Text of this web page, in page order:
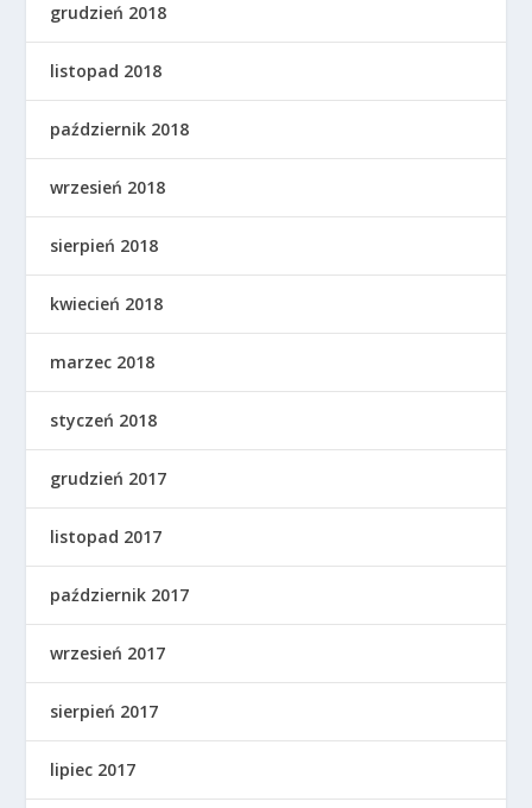
grudzień 2018
listopad 2018
październik 2018
wrzesień 2018
sierpień 2018
kwiecień 2018
marzec 2018
styczeń 2018
grudzień 2017
listopad 2017
październik 2017
wrzesień 2017
sierpień 2017
lipiec 2017